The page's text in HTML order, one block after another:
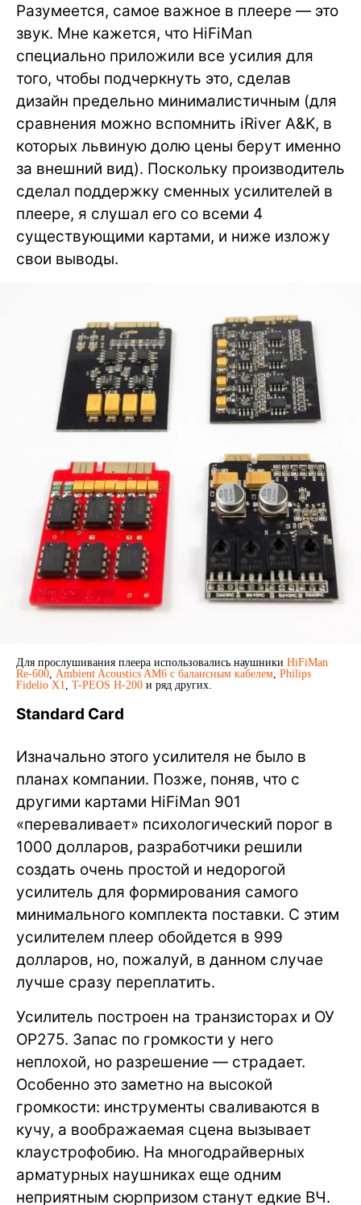
Разумеется, самое важное в плеере — это
звук. Мне кажется, что HiFiMan
специально приложили все усилия для
того, чтобы подчеркнуть это, сделав
дизайн предельно минималистичным (для
сравнения можно вспомнить iRiver A&K, в
которых львиную долю цены берут именно
за внешний вид). Поскольку производитель
сделал поддержку сменных усилителей в
плеере, я слушал его со всеми 4
существующими картами, и ниже изложу
свои выводы.
Для прослушивания плеера использовались наушники HiFiMan
Re-600 Ambient Acoustics AM6 с балансным кабелем Philips
Fidelio X1
T-PEOS H-200 и ряд других.
Standard Card
Изначально этого усилителя не было в
планах компании. Позже, поняв, что с
другими картами HiFiMan 901
«переваливает» психологический порог в
1000 долларов, разработчики решили
создать очень простой и недорогой
усилитель для формирования самого
минимального комплекта поставки. С этим
усилителем плеер обойдется в 999
долларов, но, пожалуй, в данном случае
лучше сразу переплатить.
Усилитель построен на транзисторах и ОУ
OP275. Запас по громкости у него
неплохой, но разрешение — страдает.
Особенно это заметно на высокой
громкости: инструменты сваливаются в
кучу, а воображаемая сцена вызывает
клаустрофобию. На многодрайверных
арматурных наушниках еще одним
неприятным сюрпризом станут едкие ВЧ.